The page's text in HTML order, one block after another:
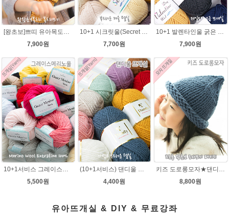
[왕초보]쁘띠 유아목도리뜨기★발렌타인울 목도리 뜨개질
7,900원
10+1 시크릿울(Secret Wool) 제일모직 뜨개실 목도리뜨기 모자털실
7,700원
10+1 발렌타인울 굵은 뜨개실/뜨개질실/손뜨개실/목도리털실/제일모직뜨개실
7,900원
5,500원
4,400원
8,800원
유아뜨개실 & DIY & 무료강좌